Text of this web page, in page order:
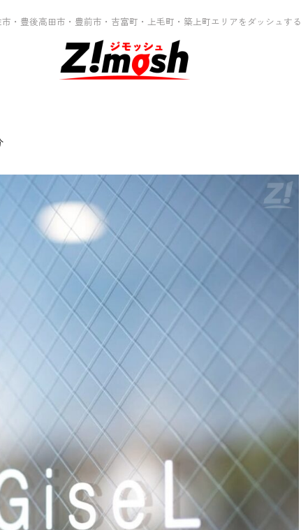
・豊後高田市・豊前市・吉富町・上毛町・築上町エリアをダッシュする